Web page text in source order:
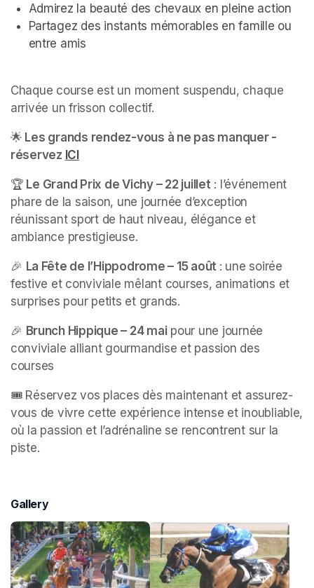
Admirez la beauté des chevaux en pleine action
Partagez des instants mémorables en famille ou
entre amis
Chaque course est un moment suspendu, chaque
arrivée un frisson collectif.
🌟 Les grands rendez-vous à ne pas manquer -
réservez ICI(opens in a new tab)
🏆 Le Grand Prix de Vichy – 22 juillet : l’événement
phare de la saison, une journée d’exception
réunissant sport de haut niveau, élégance et
ambiance prestigieuse.
🎉 La Fête de l’Hippodrome – 15 août : une soirée
festive et conviviale mêlant courses, animations et
surprises pour petits et grands.
🎉 Brunch Hippique – 24 mai pour une journée
conviviale alliant gourmandise et passion des
courses
🎟️ Réservez vos places dès maintenant et assurez-
vous de vivre cette expérience intense et inoubliable,
où la passion et l’adrénaline se rencontrent sur la
piste.
Gallery